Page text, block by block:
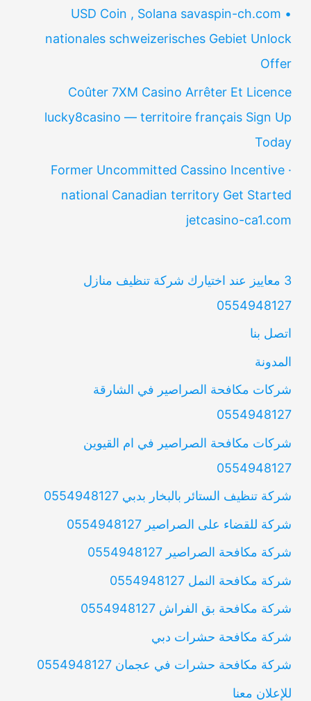
USD Coin , Solana savaspin-ch.com •
nationales schweizerisches Gebiet Unlock
Offer
Coûter 7XM Casino Arrêter Et Licence
lucky8casino — territoire français Sign Up
Today
Former Uncommitted Cassino Incentive ·
national Canadian territory Get Started
jetcasino-ca1.com
3 معاييز عند اختيارك شركة تنظيف منازل
0554948127
اتصل بنا
المدونة
شركات مكافحة الصراصير في الشارقة
0554948127
شركات مكافحة الصراصير في ام القيوين
0554948127
شركة تنظيف الستائر بالبخار بدبي 0554948127
شركة للقضاء على الصراصير 0554948127
شركة مكافحة الصراصير 0554948127
شركة مكافحة النمل 0554948127
شركة مكافحة بق الفراش 0554948127
شركة مكافحة حشرات دبي
شركة مكافحة حشرات في عجمان 0554948127
للإعلان معنا